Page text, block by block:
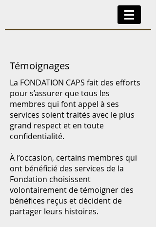
Témoignages
La FONDATION CAPS fait des efforts
pour s’assurer que tous les
membres qui font appel à ses
services soient traités avec le plus
grand respect et en toute
confidentialité.
À l’occasion, certains membres qui
ont bénéficié des services de la
Fondation choisissent
volontairement de témoigner des
bénéfices reçus et décident de
partager leurs histoires.